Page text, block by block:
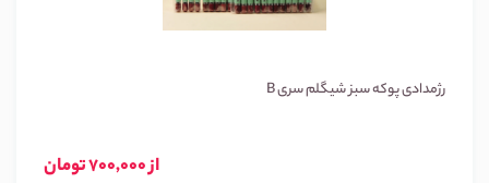
رژمدادی پوکه سبز شیگلم سری B
از 700,000 تومان